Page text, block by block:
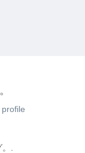
profile
.